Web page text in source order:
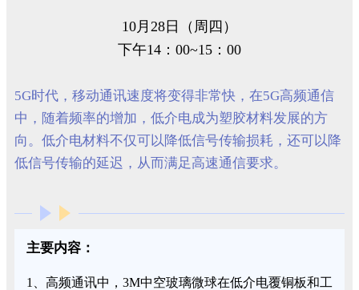
10月28日（周四）
下午14：00~15：00
5G时代，移动通讯速度将变得非常快，在5G高频通信
中，随着频率的增加，低介电成为塑胶材料发展的方
向。低介电材料不仅可以降低信号传输损耗，还可以降
低信号传输的延迟，从而满足高速通信要求。
主要内容：
1、高频通讯中，3M中空玻璃微球在低介电覆铜板和工